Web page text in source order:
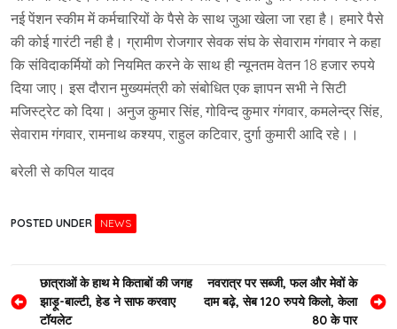
नई पेंशन स्कीम में कर्मचारियों के पैसे के साथ जुआ खेला जा रहा है। हमारे पैसे
की कोई गारंटी नही है। ग्रामीण रोजगार सेवक संघ के सेवाराम गंगवार ने कहा
कि संविदाकर्मियों को नियमित करने के साथ ही न्यूनतम वेतन 18 हजार रुपये
दिया जाए। इस दौरान मुख्यमंत्री को संबोधित एक ज्ञापन सभी ने सिटी
मजिस्ट्रेट को दिया। अनुज कुमार सिंह, गोविन्द कुमार गंगवार, कमलेन्द्र सिंह,
सेवाराम गंगवार, रामनाथ कश्यप, राहुल कटिवार, दुर्गा कुमारी आदि रहे।।
बरेली से कपिल यादव
POSTED UNDER NEWS
Post
navigation
छात्राओं के हाथ मे किताबों की जगह
झाड़ू-बाल्टी, हेड ने साफ करवाए
टॉयलेट
नवरात्र पर सब्जी, फल और मेवों के
दाम बढ़े, सेब 120 रुपये किलो, केला
80 के पार